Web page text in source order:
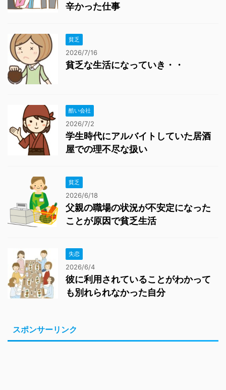
辛かった仕事
貧乏
2026/7/16
貧乏な生活になっていき・・
酷い会社
2026/7/2
学生時代にアルバイトしていた居酒
屋での理不尽な扱い
貧乏
2026/6/18
父親の職場の状況が不安定になった
ことが原因で貧乏生活
失恋
2026/6/4
彼に利用されていることがわかって
も別れられなかった自分
スポンサーリンク